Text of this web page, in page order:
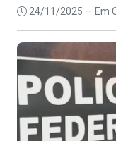
24/11/2025 — Em